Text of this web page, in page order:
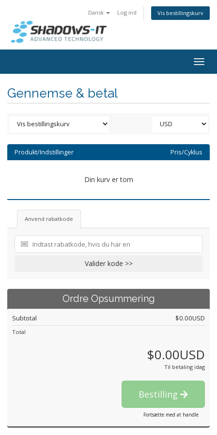
Dansk Log ind Vis bestillingskurv
Gennemse & betal
Produkt/Indstillinger Pris/Cyklus
Din kurv er tom
Anvend rabatkode
Valider kode >>
Ordre Opsummering
Subtotal $0.00USD
Total
$0.00USD
Til betaling idag
Bestilling
Fortsætte med at handle